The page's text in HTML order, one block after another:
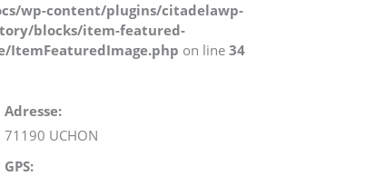
wp-content/plugins/citadelawp-
blocks/item-featured-
ItemFeaturedImage.php on line 34
Adresse
71190 UCHON
GPS